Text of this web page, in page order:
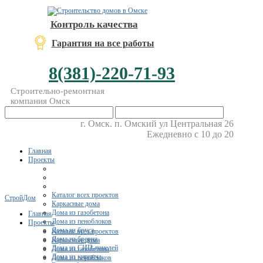
Контроль качества
Гарантия на все работы
8(381)-220-71-93
Строительно-ремонтная
компания Омск
г. Омск. п. Омский ул Центральная 26
Ежедневно с 10 до 20
Главная
Проекты
Каталог всех проектов
Каркасные дома
Дома из газобетона
Дома из пеноблоков
Дома из бруса
Дома из бревна
Дома из СИП-панелей
Дома из кирпича
СтройДом
Главная
Проекты
Каталог всех проектов
Каркасные дома
Дома из газобетона
Дома из пеноблоков